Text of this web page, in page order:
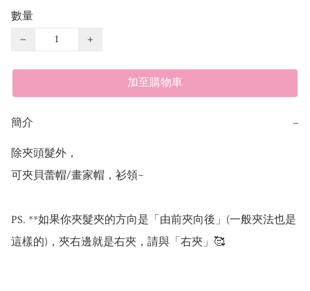
數量
−
+
加至購物車
簡介 −
除夾頭髮外，
可夾貝蕾帽/畫家帽，衫領~
PS. **如果你夾髮夾的方向是「由前夾向後」(一般夾法也是
這樣的)，夾右邊就是右夾，請與「右夾」🥰